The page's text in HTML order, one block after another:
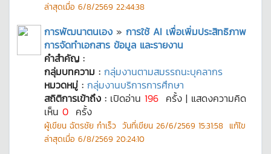
ล่าสุดเมื่อ 6/8/2569 22:44:38
การพัฒนาตนเอง » การใช้ AI เพื่อเพิ่มประสิทธิภาพ
การจัดทำเอกสาร ข้อมูล และรายงาน
คำสำคัญ :
กลุ่มบทความ : กลุ่มงานตามสมรรถนะบุคลากร
หมวดหมู่ : กลุ่มงานบริการการศึกษา
สถิติการเข้าถึง : เปิดอ่าน 196 ครั้ง | แสดงความคิด
เห็น 0 ครั้ง
ผู้เขียน ฉัตรชัย ก๋าเร็ว วันที่เขียน 26/6/2569 15:31:58 แก้ไข
ล่าสุดเมื่อ 6/8/2569 20:24:10